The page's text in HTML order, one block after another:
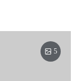
5